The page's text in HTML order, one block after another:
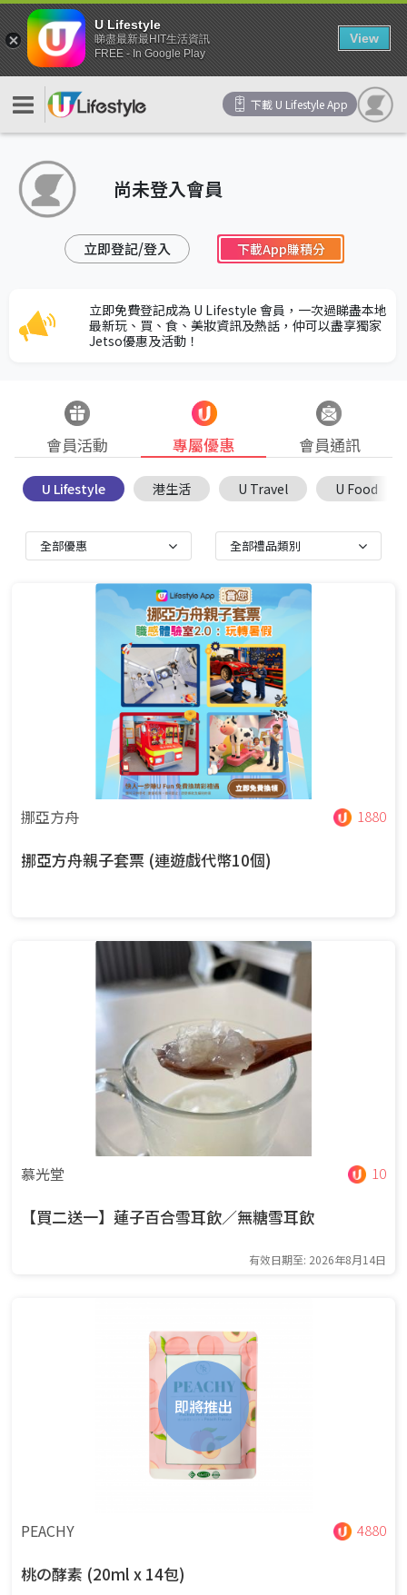
下載 U Lifestyle App
尚未登入會員
立即登記/登入 下載App賺積分
立即免費登記成為 U Lifestyle 會員，一次過睇盡本地
最新玩、買、食、美妝資訊及熱話，仲可以盡享獨家
Jetso優惠及活動！
會員活動 專屬優惠 會員通訊
U Lifestyle 港生活 U Travel U Food
全部優惠 全部禮品類別
挪亞方舟 1880
挪亞方舟親子套票 (連遊戲代幣10個)
慕光堂 10
【買二送一】蓮子百合雪耳飲／無糖雪耳飲
有效日期至: 2026年8月14日
即將推出
PEACHY 4880
桃の酵素 (20ml x 14包)
U Lifestyle
睇盡最新最HIT生活資訊
FREE - In Google Play
View